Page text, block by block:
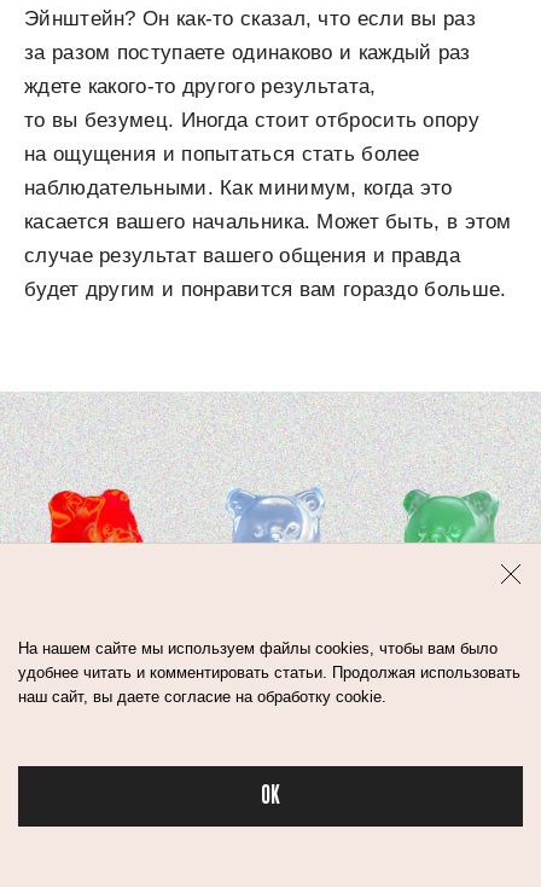
Бьюти в спорте
Эйнштейн? Он как-то сказал, что если вы раз
за разом поступаете одинаково и каждый раз
ждете какого-то другого результата,
то вы безумец. Иногда стоит отбросить опору
на ощущения и попытаться стать более
наблюдательными. Как минимум, когда это
касается вашего начальника. Может быть, в этом
случае результат вашего общения и правда
будет другим и понравится вам гораздо больше.
На нашем сайте мы используем файлы cookies, чтобы вам было
удобнее читать и комментировать статьи. Продолжая использовать
наш сайт, вы даете согласие на обработку cookie.
OK